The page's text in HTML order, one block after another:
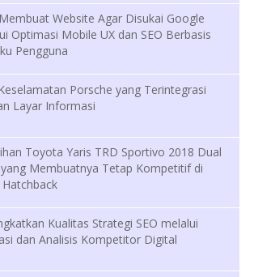
Website Agar Disukai Google
Optimasi Mobile UX dan SEO Berbasis
Pengguna
Porsche yang Terintegrasi
Layar Informasi
Toyota Yaris TRD Sportivo 2018 Dual
yang Membuatnya Tetap Kompetitif di
Hatchback
Kualitas Strategi SEO melalui
dan Analisis Kompetitor Digital